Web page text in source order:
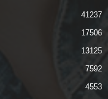
41237
17506
13125
7592
4553